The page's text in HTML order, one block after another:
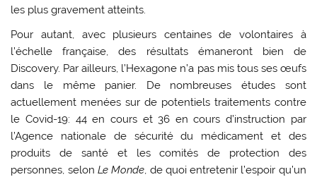
les plus gravement atteints.
Pour autant, avec plusieurs centaines de volontaires à
l’échelle française, des résultats émaneront bien de
Discovery. Par ailleurs, l’Hexagone n’a pas mis tous ses œufs
dans le même panier. De nombreuses études sont
actuellement menées sur de potentiels traitements contre
le Covid-19: 44 en cours et 36 en cours d’instruction par
l’Agence nationale de sécurité du médicament et des
produits de santé et les comités de protection des
personnes, selon Le Monde, de quoi entretenir l’espoir qu’un